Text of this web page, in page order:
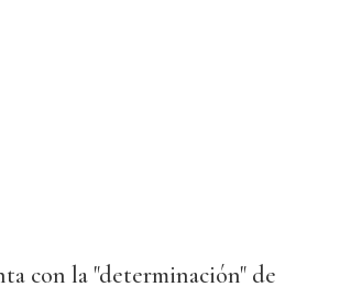
con la "determinación" de